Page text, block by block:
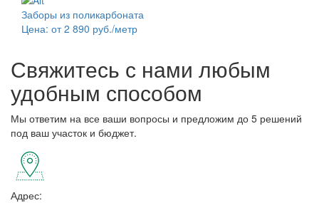
Заборы из поликарбоната
Цена: от 2 890 руб./метр
Свяжитесь с нами любым
удобным способом
Мы ответим на все ваши вопросы и предложим до 5 решений
под ваш участок и бюджет.
Адрес: